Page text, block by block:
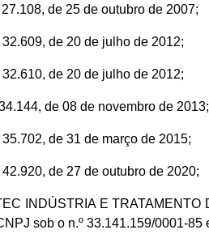
de 25 de outubro de 2007;
32.609, de 20 de julho de 2012;
32.610, de 20 de julho de 2012;
de 08 de novembro de 2013;
35.702, de 31 de março de 2015;
42.920, de 27 de outubro de 2020;
INDÚSTRIA E
sob o n.º 33.141.159/0001-